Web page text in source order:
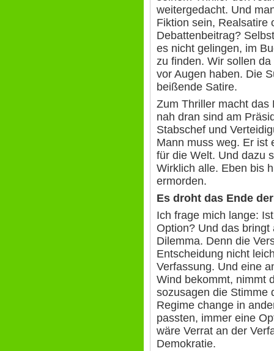
weitergedacht. Und
Fiktion sein, Realsatire
Debattenbeitrag?
es nicht gelingen, im
zu finden. Wir sollen
vor Augen haben. Die
beißende Satire.
Zum Thriller macht das
nah dran sind am
Stabschef und
Mann muss weg. Er ist
für die Welt. Und dazu
Wirklich alle. Eben bis
ermorden.
Es droht das Ende
Ich frage mich lange:
Option? Und das
Dilemma. Denn die
Entscheidung nicht
Verfassung. Und eine
Wind bekommt, nimmt
sozusagen die Stimme
Regime change in
passten, immer eine
wäre Verrat an der
Demokratie.